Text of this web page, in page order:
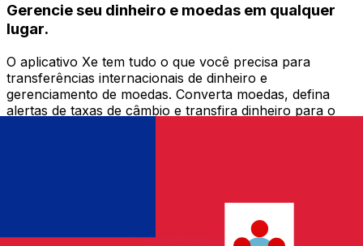
Gerencie seu dinheiro e moedas em qualquer
lugar.
O aplicativo Xe tem tudo o que você precisa para
transferências internacionais de dinheiro e
gerenciamento de moedas. Converta moedas, defina
alertas de taxas de câmbio e transfira dinheiro para o